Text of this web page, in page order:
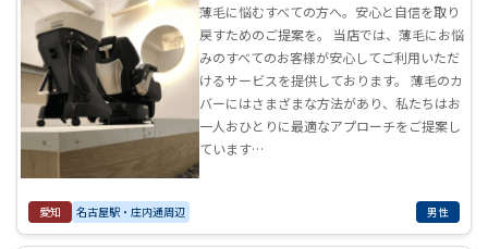
薄毛に悩むすべての方へ。安心と自信を取り
戻すためのご提案を。 当店では、薄毛にお悩
みのすべてのお客様が安心してご利用いただ
けるサービスを提供しております。 薄毛のカ
バーにはさまざまな方法があり、私たちはお
一人おひとりに最適なアプローチをご提案し
ています…
愛知 名古屋駅・庄内通周辺 男性